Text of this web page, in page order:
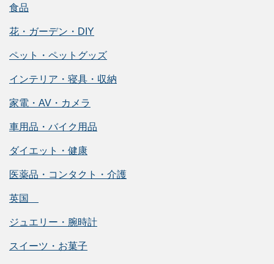
食品
花・ガーデン・DIY
ペット・ペットグッズ
インテリア・寝具・収納
家電・AV・カメラ
車用品・バイク用品
ダイエット・健康
医薬品・コンタクト・介護
英国
ジュエリー・腕時計
スイーツ・お菓子